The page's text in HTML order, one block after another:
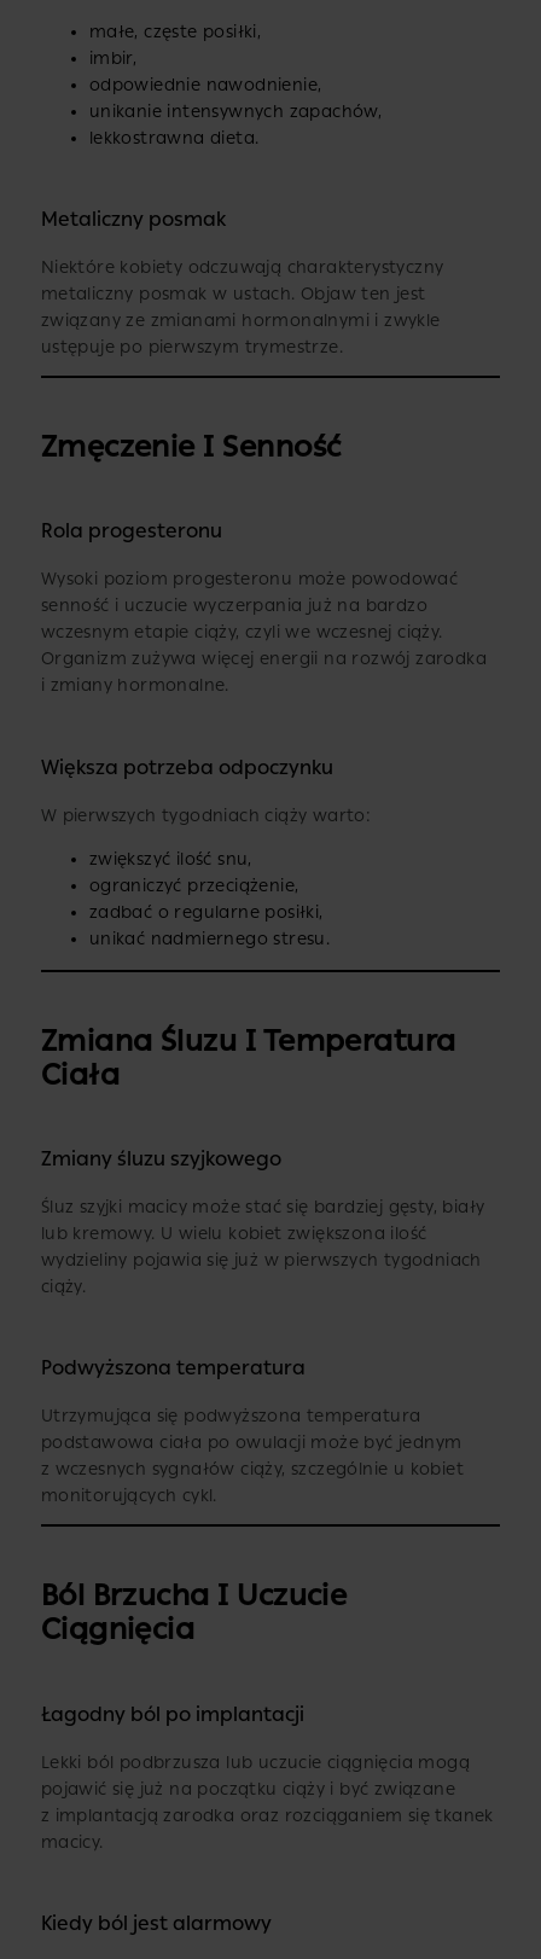
małe, częste posiłki,
imbir,
odpowiednie nawodnienie,
unikanie intensywnych zapachów,
lekkostrawna dieta.
Metaliczny posmak
Niektóre kobiety odczuwają charakterystyczny
metaliczny posmak w ustach. Objaw ten jest
związany ze zmianami hormonalnymi i zwykle
ustępuje po pierwszym trymestrze.
Zmęczenie I Senność
Rola progesteronu
Wysoki poziom progesteronu może powodować
senność i uczucie wyczerpania już na bardzo
wczesnym etapie ciąży, czyli we wczesnej ciąży.
Organizm zużywa więcej energii na rozwój zarodka
i zmiany hormonalne.
Większa potrzeba odpoczynku
W pierwszych tygodniach ciąży warto:
zwiększyć ilość snu,
ograniczyć przeciążenie,
zadbać o regularne posiłki,
unikać nadmiernego stresu.
Zmiana Śluzu I Temperatura
Ciała
Zmiany śluzu szyjkowego
Śluz szyjki macicy może stać się bardziej gęsty, biały
lub kremowy. U wielu kobiet zwiększona ilość
wydzieliny pojawia się już w pierwszych tygodniach
ciąży.
Podwyższona temperatura
Utrzymująca się podwyższona temperatura
podstawowa ciała po owulacji może być jednym
z wczesnych sygnałów ciąży, szczególnie u kobiet
monitorujących cykl.
Ból Brzucha I Uczucie
Ciągnięcia
Łagodny ból po implantacji
Lekki ból podbrzusza lub uczucie ciągnięcia mogą
pojawić się już na początku ciąży i być związane
z implantacją zarodka oraz rozciąganiem się tkanek
macicy.
Kiedy ból jest alarmowy